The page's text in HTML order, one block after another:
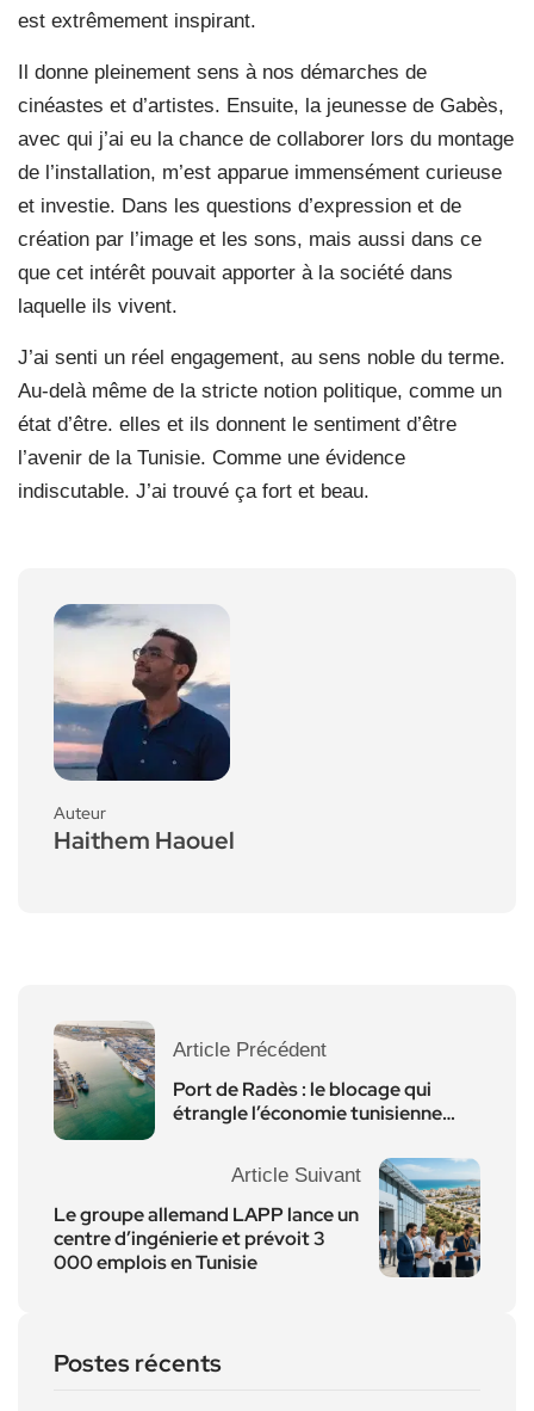
est extrêmement inspirant.
Il donne pleinement sens à nos démarches de
cinéastes et d’artistes. Ensuite, la jeunesse de Gabès,
avec qui j’ai eu la chance de collaborer lors du montage
de l’installation, m’est apparue immensément curieuse
et investie. Dans les questions d’expression et de
création par l’image et les sons, mais aussi dans ce
que cet intérêt pouvait apporter à la société dans
laquelle ils vivent.
J’ai senti un réel engagement, au sens noble du terme.
Au-delà même de la stricte notion politique, comme un
état d’être. elles et ils donnent le sentiment d’être
l’avenir de la Tunisie. Comme une évidence
indiscutable. J’ai trouvé ça fort et beau.
Auteur
Haithem Haouel
Article Précédent
Port de Radès : le blocage qui
étrangle l’économie tunisienne…
Article Suivant
Le groupe allemand LAPP lance un
centre d’ingénierie et prévoit 3
000 emplois en Tunisie
Postes récents